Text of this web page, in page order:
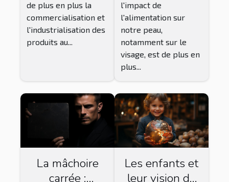
de plus en plus la
commercialisation et
l'industrialisation des
produits au...
l'impact de
l'alimentation sur
notre peau,
notamment sur le
visage, est de plus en
plus...
La mâchoire
carrée :
Les enfants et
leur vision du